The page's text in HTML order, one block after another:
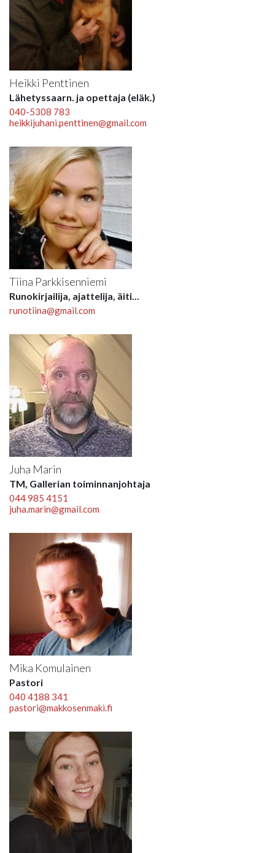
Heikki Penttinen
Lähetyssaarn. ja opettaja (eläk.)
040-5308 783
heikkijuhani.penttinen@gmail.com
Tiina Parkkisenniemi
Runokirjailija, ajattelija, äiti...
runotiina@gmail.com
Juha Marin
TM, Gallerian toiminnanjohtaja
044 985 4151
juha.marin@gmail.com
Mika Komulainen
Pastori
040 4188 341
pastori@makkosenmaki.fi